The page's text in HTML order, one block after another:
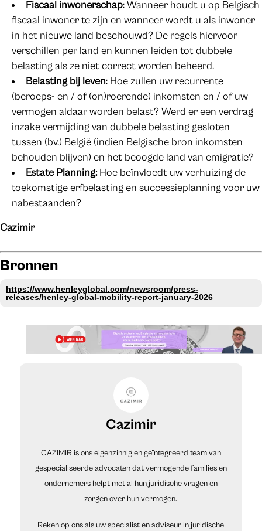
Fiscaal inwonerschap: Wanneer houdt u op Belgisch
fiscaal inwoner te zijn en wanneer wordt u als inwoner
in het nieuwe land beschouwd? De regels hiervoor
verschillen per land en kunnen leiden tot dubbele
belasting als ze niet correct worden beheerd.
Belasting bij leven: Hoe zullen uw recurrente
(beroeps- en / of (on)roerende) inkomsten en / of uw
vermogen aldaar worden belast? Werd er een verdrag
inzake vermijding van dubbele belasting gesloten
tussen (bv.) België (indien Belgische bron inkomsten
behouden blijven) en het beoogde land van emigratie?
Estate Planning: Hoe beïnvloedt uw verhuizing de
toekomstige erfbelasting en successieplanning voor uw
nabestaanden?
Cazimir
Bronnen
https://www.henleyglobal.com/newsroom/press-
releases/henley-global-mobility-report-january-2026
Cazimir
CAZIMIR is ons eigenzinnig en geïntegreerd team van
gespecialiseerde advocaten dat vermogende families en
ondernemers helpt met al hun juridische vragen en
zorgen over hun vermogen.
Reken op ons als uw specialist en adviseur in juridische